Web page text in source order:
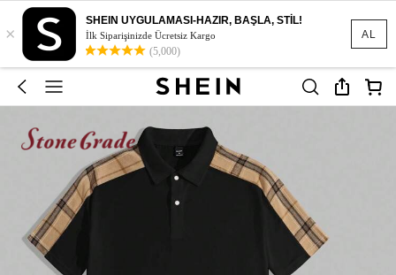
AL
×
SHEIN UYGULAMASI-HAZIR, BAŞLA, STİL!
İlk Siparişinizde Ücretsiz Kargo
(5,000)